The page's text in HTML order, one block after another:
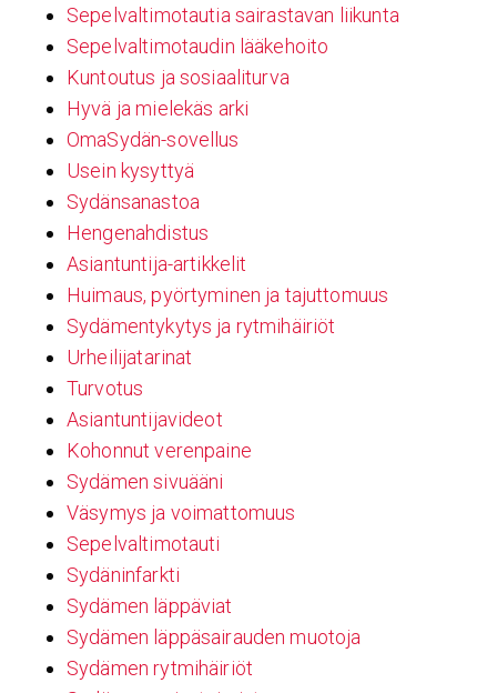
Sepelvaltimotautia sairastavan liikunta
Sepelvaltimotaudin lääkehoito
Kuntoutus ja sosiaaliturva
Hyvä ja mielekäs arki
OmaSydän-sovellus
Usein kysyttyä
Sydänsanastoa
Hengenahdistus
Asiantuntija-artikkelit
Huimaus, pyörtyminen ja tajuttomuus
Sydämentykytys ja rytmihäiriöt
Urheilijatarinat
Turvotus
Asiantuntijavideot
Kohonnut verenpaine
Sydämen sivuääni
Väsymys ja voimattomuus
Sepelvaltimotauti
Sydäninfarkti
Sydämen läppäviat
Sydämen läppäsairauden muotoja
Sydämen rytmihäiriöt